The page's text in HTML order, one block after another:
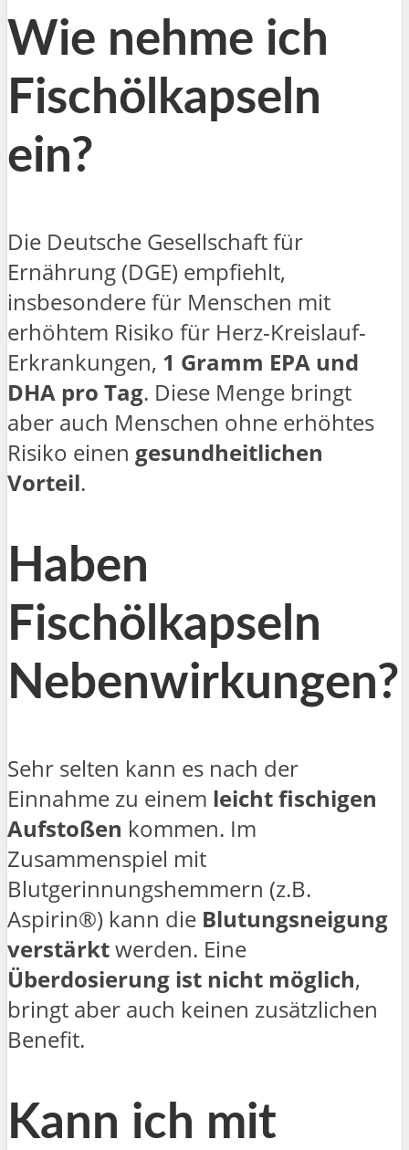
Wie nehme ich
Fischölkapseln
ein?
Die Deutsche Gesellschaft für
Ernährung (DGE) empfiehlt,
insbesondere für Menschen mit
erhöhtem Risiko für Herz-Kreislauf-
Erkrankungen, 1 Gramm EPA und
DHA pro Tag. Diese Menge bringt
aber auch Menschen ohne erhöhtes
Risiko einen gesundheitlichen
Vorteil.
Haben
Fischölkapseln
Nebenwirkungen?
Sehr selten kann es nach der
Einnahme zu einem leicht fischigen
Aufstoßen kommen. Im
Zusammenspiel mit
Blutgerinnungshemmern (z.B.
Aspirin®) kann die Blutungsneigung
verstärktwerden. Eine
Überdosierung ist nicht möglich,
bringt aber auch keinen zusätzlichen
Benefit.
Kann ich mit